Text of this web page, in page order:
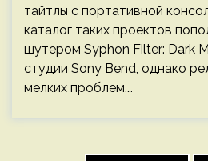
тайтлы с портативной
каталог таких проектов
шутером Syphon Filter: Dark
студии Sony Bend, однако
мелких проблем.…